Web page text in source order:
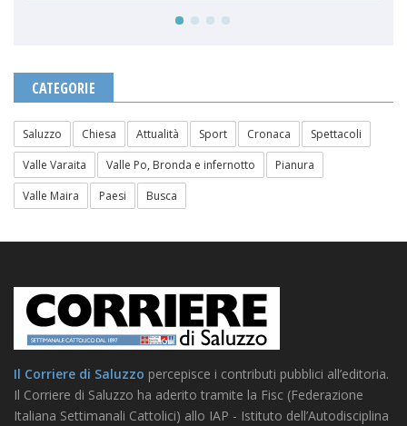
CATEGORIE
Saluzzo Chiesa Attualità Sport Cronaca
Spettacoli
Valle Varaita
Valle Po, Bronda e infernotto
Pianura
Valle Maira
Paesi Busca
Il Corriere di Saluzzo percepisce i contributi pubblici all’editoria.
Il Corriere di Saluzzo ha aderito tramite la Fisc (Federazione
Italiana Settimanali Cattolici) allo IAP - Istituto dell’Autodisciplina